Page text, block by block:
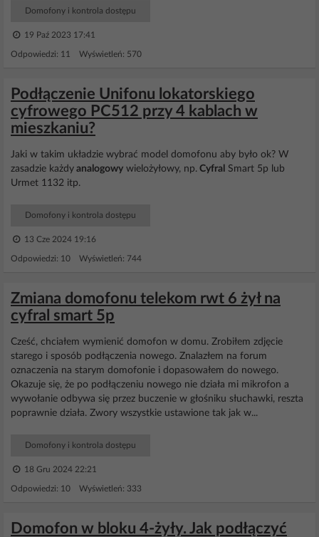
Domofony i kontrola dostępu
19 Paź 2023 17:41
Odpowiedzi: 11 Wyświetleń: 570
Podłączenie Unifonu lokatorskiego
cyfrowego PC512 przy 4 kablach w
mieszkaniu?
Jaki w takim układzie wybrać model domofonu aby było ok? W
zasadzie każdy analogowy wielożyłowy, np. Cyfral Smart 5p lub
Urmet 1132 itp.
Domofony i kontrola dostępu
13 Cze 2024 19:16
Odpowiedzi: 10 Wyświetleń: 744
Zmiana domofonu telekom rwt 6 żył na
cyfral smart 5p
Cześć, chciałem wymienić domofon w domu. Zrobiłem zdjęcie
starego i sposób podłączenia nowego. Znalazłem na forum
oznaczenia na starym domofonie i dopasowałem do nowego.
Okazuje się, że po podłączeniu nowego nie działa mi mikrofon a
wywołanie odbywa się przez buczenie w głośniku słuchawki, reszta
poprawnie działa. Zwory wszystkie ustawione tak jak w...
Domofony i kontrola dostępu
18 Gru 2024 22:21
Odpowiedzi: 10 Wyświetleń: 333
Domofon w bloku 4-żyły. Jak podłączyć